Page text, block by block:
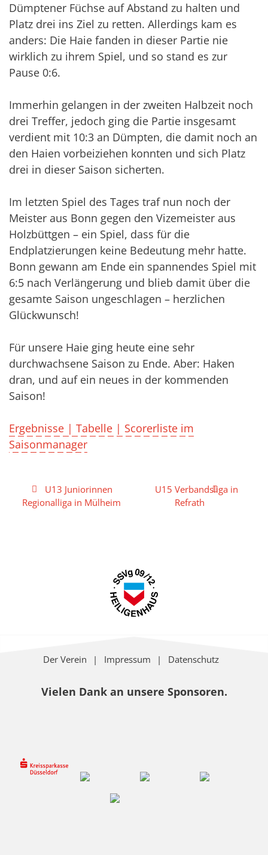
Dümptener Füchse auf Abstand zu halten und
Platz drei ins Ziel zu retten. Allerdings kam es
anders: Die Haie fanden in dieser Partie nie
wirklich zu ihrem Spiel, und so stand es zur
Pause 0:6.
Immerhin gelangen in der zweiten Halbzeit noch
drei Treffer, jedoch ging die Partie insgesamt
verdient mit 10:3 an Dümpten, die damit noch an
den Haien vorbeiziehen konnten und sich Platz
drei in dieser Saison sicherten.
Im letzten Spiel des Tages traf nun noch der
Meister aus Bonn gegen den Vizemeister aus
Holzbüttgen – ein Spiel, dass für die
Endplatzierungen keine Bedeutung mehr hatte.
Bonn gewann am Ende ein spannendes Spiel mit
6:5 nach Verlängerung und blieb damit über die
gesamte Saison ungeschlagen – herzlichen
Glückwunsch!
Für unsere Haie ging heute eine sehr
durchwachsene Saison zu Ende. Aber: Haken
dran, und auf ein neues in der kommenden
Saison!
Ergebnisse | Tabelle | Scorerliste im
Saisonmanager
Beitragsnavigation
U13 Juniorinnen
Regionalliga in Mülheim
U15 Verbandsliga in
Refrath
Der Verein Impressum Datenschutz
Vielen Dank an unsere Sponsoren.